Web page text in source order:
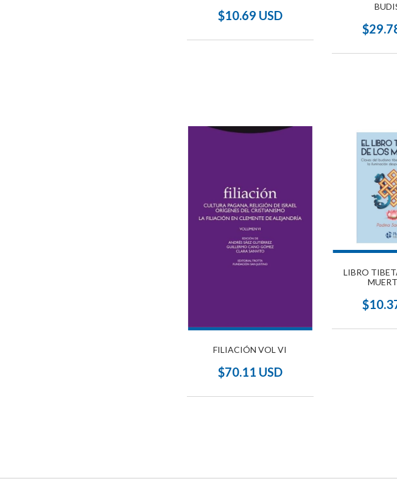
$10.69 USD
FILIACIÓN VOL VI
$70.11 USD
LIBRO